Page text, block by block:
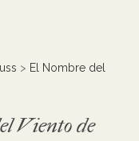
> El Nombre del
Viento de